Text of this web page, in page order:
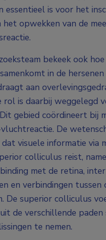
essentieel is voor het
het opwekken van de
bekeek ook
in de
aan
rol is daarbij weggelegd
gebied coördineert bij
De
visuele informatie via
colliculus reist,
met de retina,
en verbindingen tussen
De superior colliculus
de verschillende paden
te nemen.